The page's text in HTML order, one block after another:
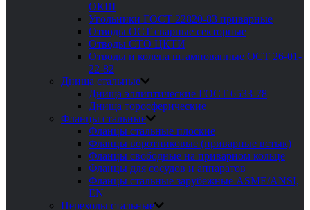
ОКШ
Угольники ГОСТ 22820-83 приварные
Отводы ОСТ сварные секторные
Отводы СТО ЦКТИ
Отводы и колена штампованные ОСТ 26-01-
22-82
Днища стальные
Днища эллиптические ГОСТ 6533-78
Днища торосферические
Фланцы стальные
Фланцы стальные плоские
Фланцы воротниковые (приварные встык)
Фланцы свободные на приварном кольце
Фланцы для сосудов и аппаратов
Фланцы стальные зарубежные ASME/ANSI,
EN
Переходы стальные